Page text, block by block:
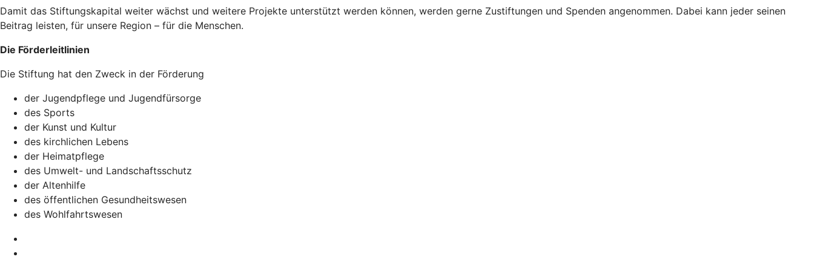
Damit das Stiftungskapital weiter wächst und weitere Projekte unterstützt werden können, werden gerne Zustiftungen und Spenden angenommen. Dabei kann jeder seinen
Beitrag leisten, für unsere Region – für die Menschen.
Die Förderleitlinien
Die Stiftung hat den Zweck in der Förderung
der Jugendpflege und Jugendfürsorge
des Sports
der Kunst und Kultur
des kirchlichen Lebens
der Heimatpflege
des Umwelt- und Landschaftsschutz
der Altenhilfe
des öffentlichen Gesundheitswesen
des Wohlfahrtswesen